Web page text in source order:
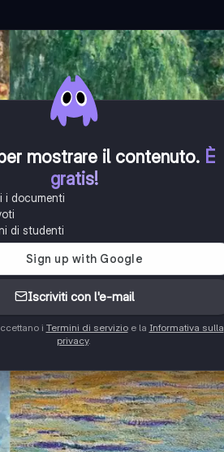
mostrare il contenuto. È
gratis!
i documenti
di studenti
Iscriviti con l'e-mail
i Termini di servizioe la Informativa sulla
privacy.